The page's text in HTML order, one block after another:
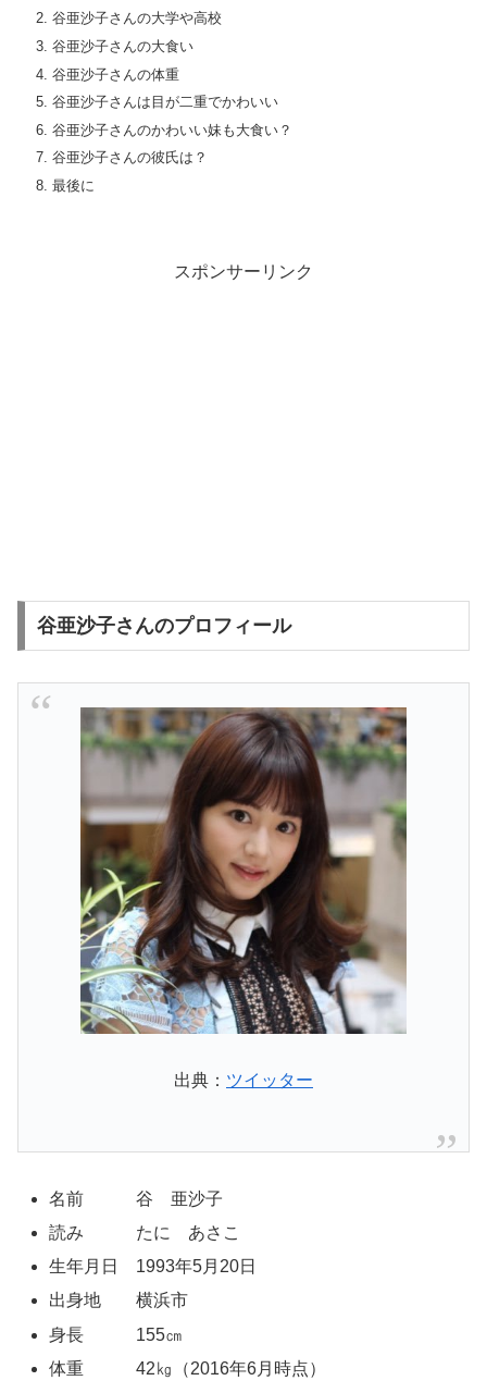
谷亜沙子さんの大学や高校
谷亜沙子さんの大食い
谷亜沙子さんの体重
谷亜沙子さんは目が二重でかわいい
谷亜沙子さんのかわいい妹も大食い？
谷亜沙子さんの彼氏は？
最後に
スポンサーリンク
谷亜沙子さんのプロフィール
出典： ツイッター
名前 谷 亜沙子
読み たに あさこ
生年月日 1993年5月20日
出身地 横浜市
身長 155㎝
体重 42㎏（2016年6月時点）